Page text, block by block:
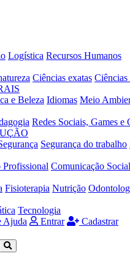
Logística Recursos Humanos
Ciências exatas Ciências
e Beleza Idiomas Meio
Redes Sociais, Games e
Segurança do trabalho
Profissional Comunicação Social
Fisioterapia Nutrição
Tecnologia
Ajuda Entrar Cadastrar